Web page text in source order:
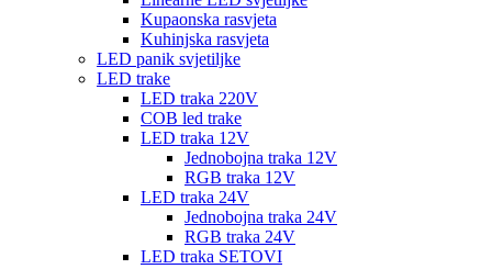
Kupaonska rasvjeta
Kuhinjska rasvjeta
LED panik svjetiljke
LED trake
LED traka 220V
COB led trake
LED traka 12V
Jednobojna traka 12V
RGB traka 12V
LED traka 24V
Jednobojna traka 24V
RGB traka 24V
LED traka SETOVI